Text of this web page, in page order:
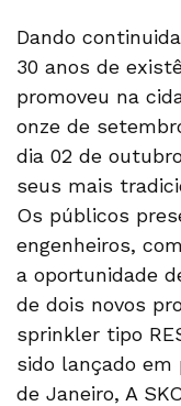
Dando
30 anos de
promoveu na
onze de
dia 02 de
seus mais
Os públicos
engenheiros,
a oportunidade
de dois novos
sprinkler tipo
sido lançado em
de Janeiro, A